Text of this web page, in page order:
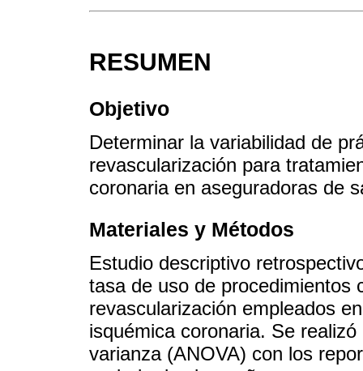
RESUMEN
Objetivo
Determinar la variabilidad de
revascularización para
coronaria en aseguradoras de
Materiales y Métodos
Estudio descriptivo
tasa de uso de procedimientos
revascularización empleados
isquémica coronaria. Se
varianza (ANOVA) con los